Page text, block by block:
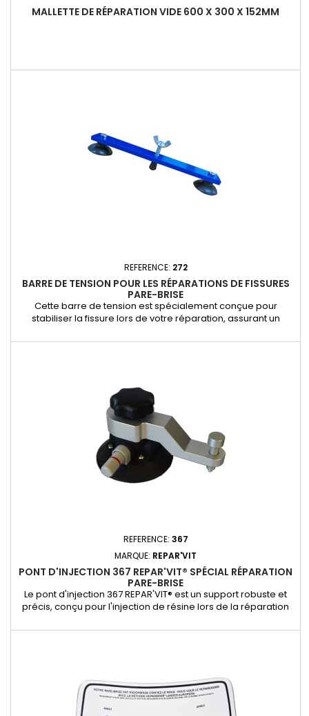
MALLETTE DE RÉPARATION VIDE 600 X 300 X 152MM
REFERENCE: 272
BARRE DE TENSION POUR LES RÉPARATIONS DE FISSURES
PARE-BRISE
Cette barre de tension est spécialement conçue pour
stabiliser la fissure lors de votre réparation, assurant un
professionnels et les ateliers spécialisés, elle garantit un
REFERENCE: 367
MARQUE: REPAR'VIT
PONT D'INJECTION 367 REPAR'VIT® SPÉCIAL RÉPARATION
PARE-BRISE
Le pont d'injection 367 REPAR'VIT® est un support robuste et
précis, conçu pour l'injection de résine lors de la réparation
5095 ou l’injecteur gros impact 5096, fonctionnant par